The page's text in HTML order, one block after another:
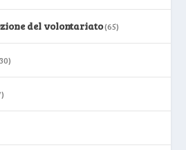
del volontariato(65)